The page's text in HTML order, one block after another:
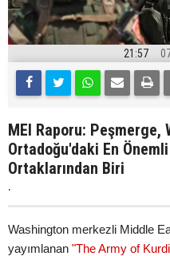
21:57
MEI Raporu: Peşmerge,
Ortadoğu'daki En
Ortaklarından Biri
.
Washington merkezli Middle
yayımlanan "The Army of